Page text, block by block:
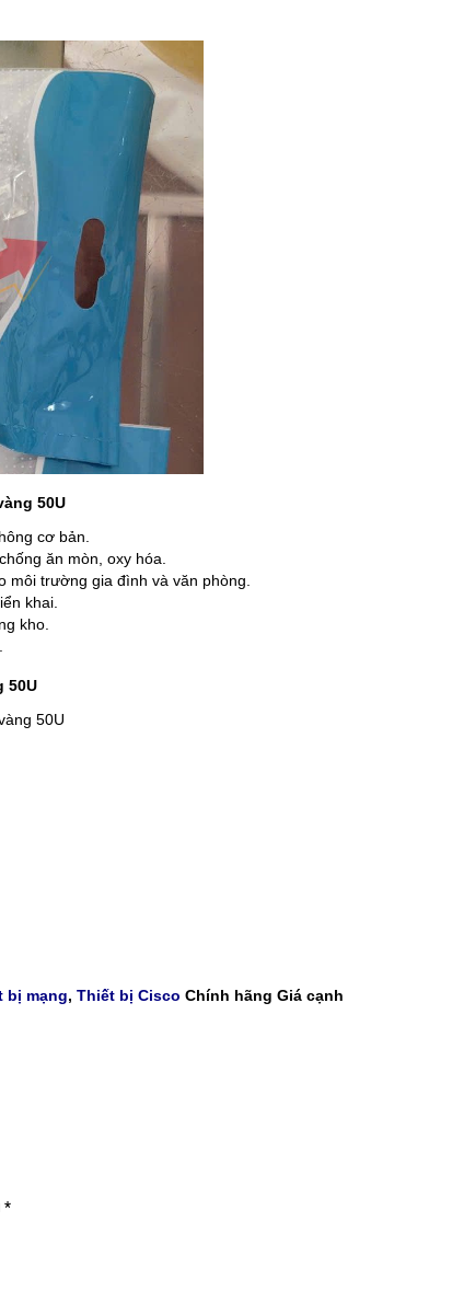
50U
cơ bản.​
ăn mòn, oxy hóa.​
môi trường gia đình và văn phòng.​
khai.​
kho.​
50U
50U
bị mạng, Thiết bị Cisco Chính hãng Giá cạnh
*